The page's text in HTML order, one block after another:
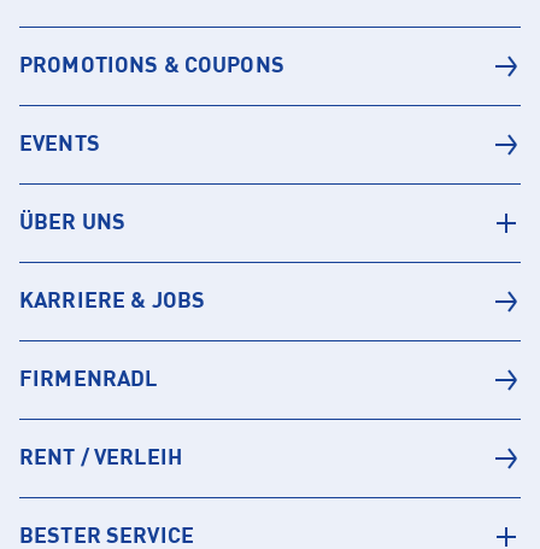
PROMOTIONS & COUPONS
EVENTS
ÜBER UNS
KARRIERE & JOBS
FIRMENRADL
RENT / VERLEIH
BESTER SERVICE